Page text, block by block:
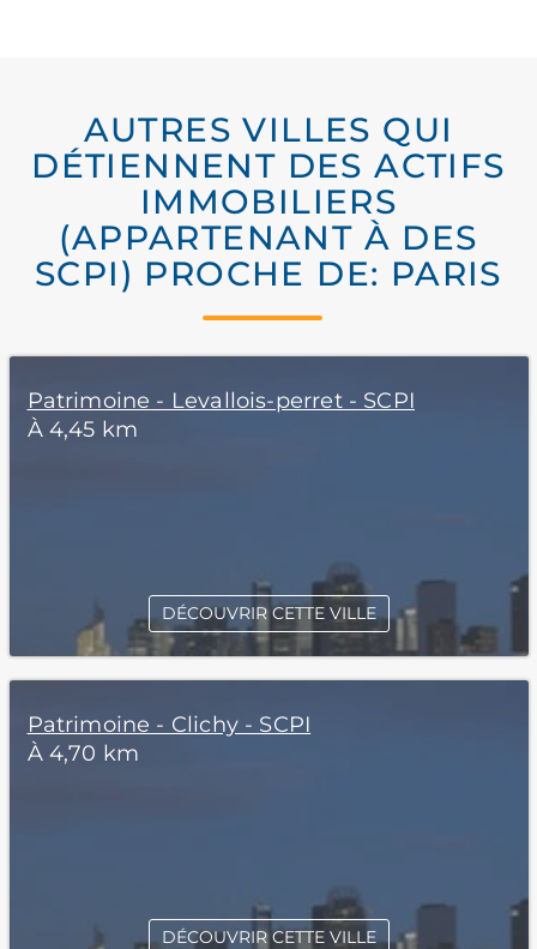
AUTRES VILLES QUI
DÉTIENNENT DES ACTIFS
IMMOBILIERS
(APPARTENANT À DES
SCPI) PROCHE DE: PARIS
Patrimoine - Levallois-perret - SCPI
À 4,45 km
DÉCOUVRIR CETTE VILLE
Patrimoine - Clichy - SCPI
À 4,70 km
DÉCOUVRIR CETTE VILLE